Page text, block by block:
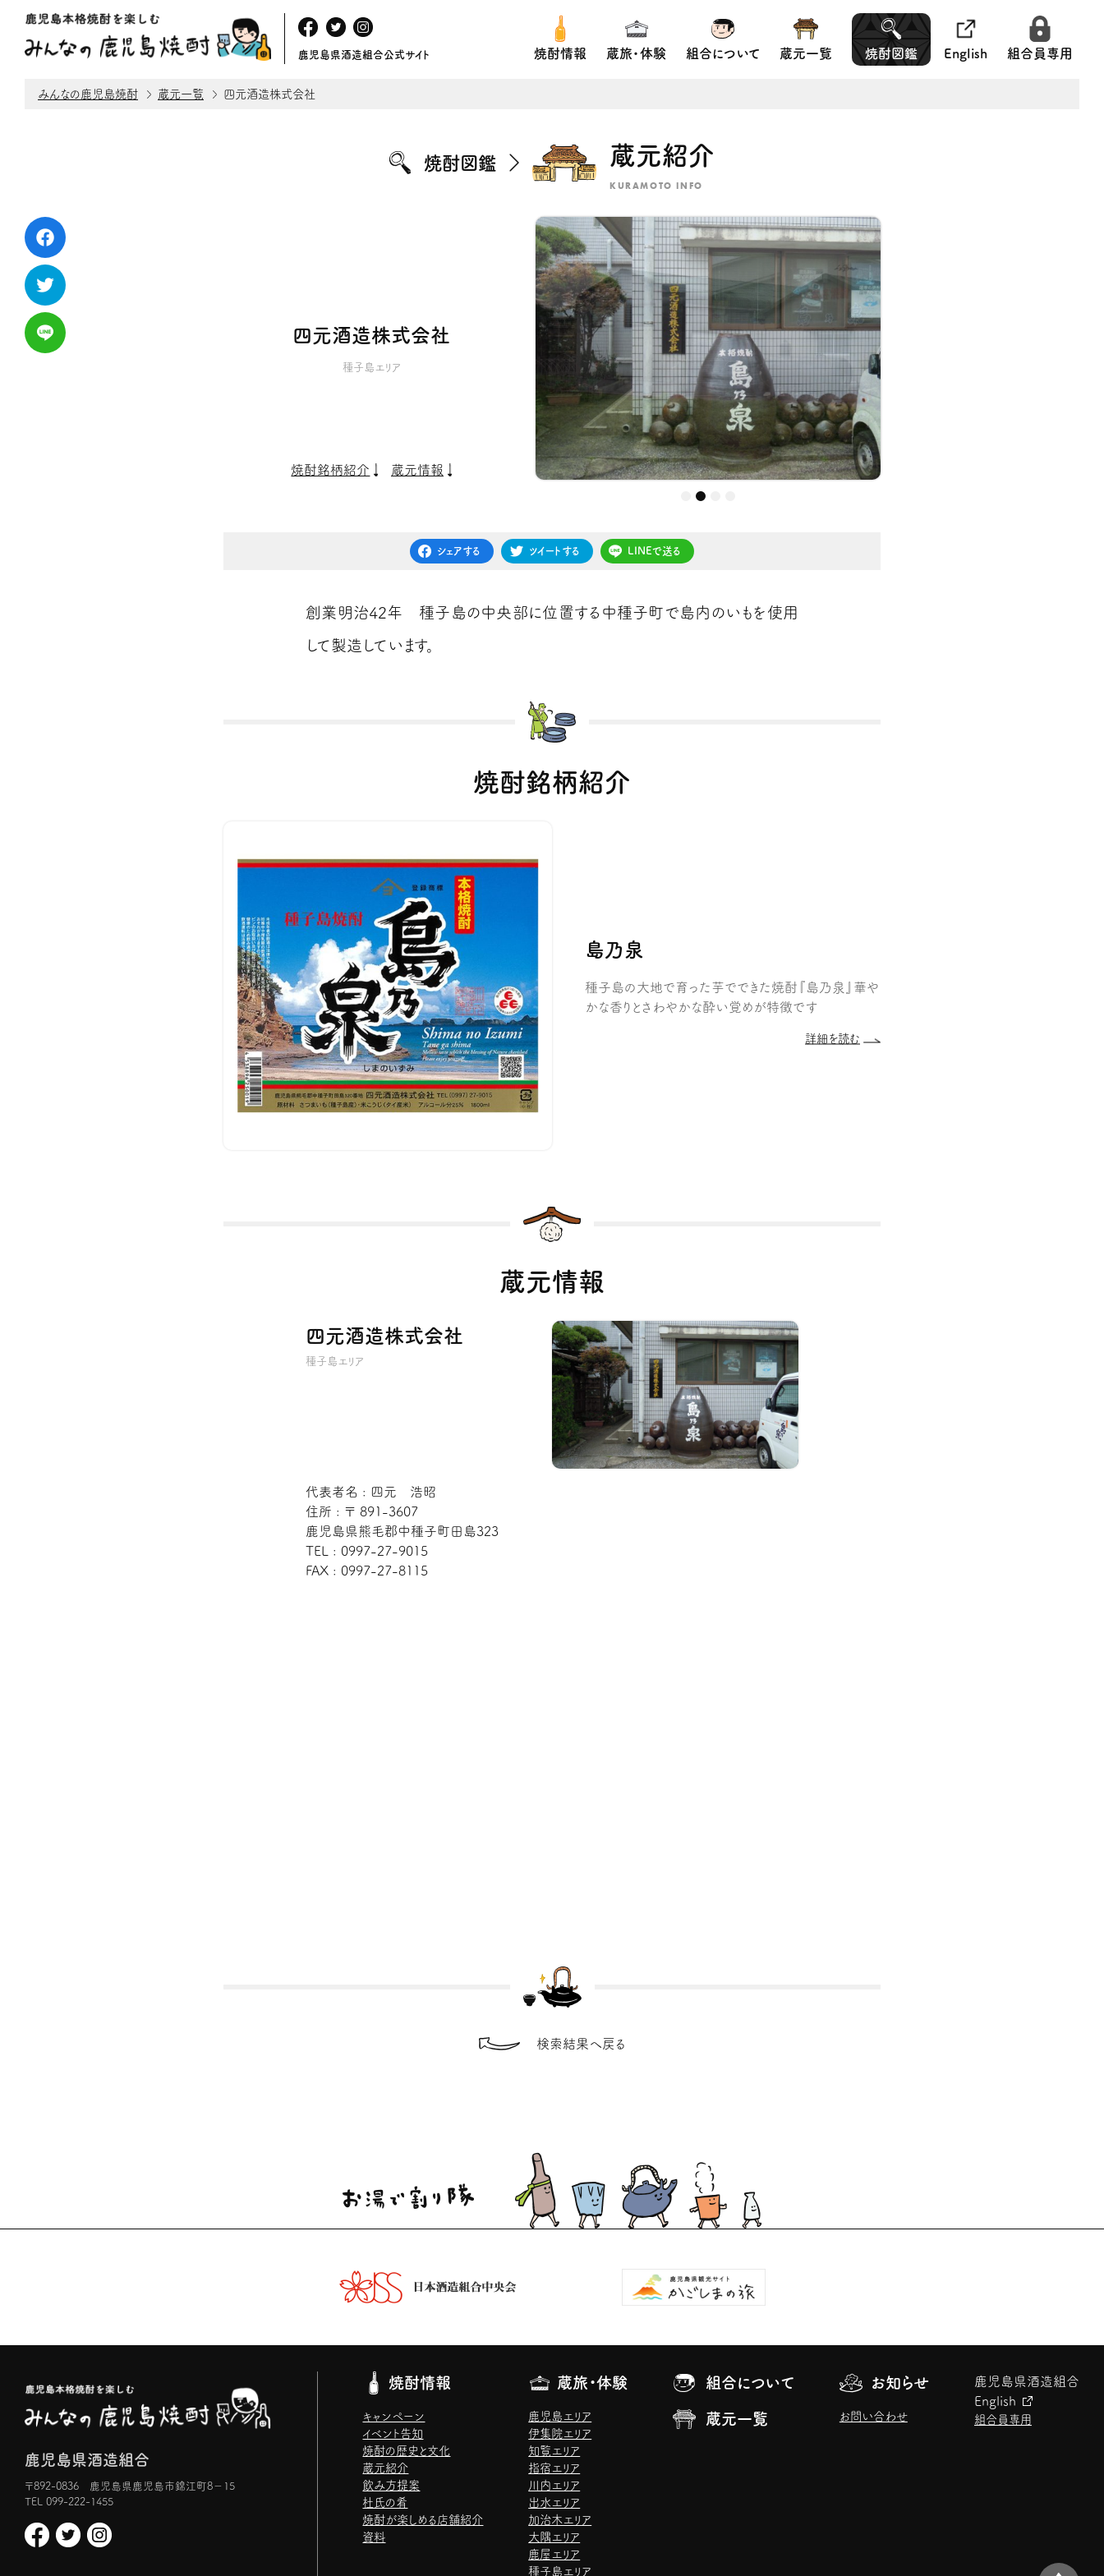
鹿児島県酒造組合公式サイト 焼酎情報 蔵旅・体験 組合について 蔵元一覧 焼酎図鑑 English 組合員専用
みんなの鹿児島焼酎 蔵元一覧 四元酒造株式会社
焼酎図鑑 蔵元紹介
KURAMOTO INFO
四元酒造株式会社
種子島エリア
焼酎銘柄紹介 蔵元情報
シェアする ツイートする LINEで送る
創業明治42年 種子島の中央部に位置する中種子町で島内のいもを使用
して製造しています。
焼酎銘柄紹介
島乃泉
種子島の大地で育った芋でできた焼酎『島乃泉』華や
かな香りとさわやかな酔い覚めが特徴です
詳細を読む
蔵元情報
四元酒造株式会社
種子島エリア
代表者名 : 四元 浩昭
住所 : 〒 891-3607
鹿児島県熊毛郡中種子町田島323
TEL : 0997-27-9015
FAX : 0997-27-8115
検索結果へ戻る
鹿児島県酒造組合
〒892-0836 鹿児島県鹿児島市錦江町8−15
TEL 099-222-1455
焼酎情報
キャンペーン
イベント告知
焼酎の歴史と文化
蔵元紹介
飲み方提案
杜氏の肴
焼酎が楽しめる店舗紹介
資料
蔵旅・体験
鹿児島エリア
伊集院エリア
知覧エリア
指宿エリア
川内エリア
出水エリア
加治木エリア
大隅エリア
鹿屋エリア
種子島エリア
組合について
蔵元一覧
お知らせ
お問い合わせ
鹿児島県酒造組合
English
組合員専用